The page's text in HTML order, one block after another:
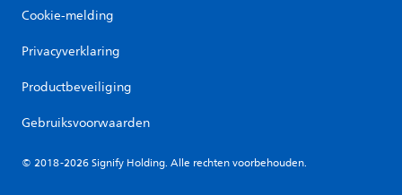
Cookie-melding
Privacyverklaring
Productbeveiliging
Gebruiksvoorwaarden
© 2018-2026 Signify Holding. Alle rechten voorbehouden.